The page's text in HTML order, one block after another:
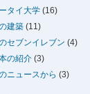
タイ大学 (16)
建築 (11)
セブンイレブン (4)
の紹介 (3)
ニュースから (3)